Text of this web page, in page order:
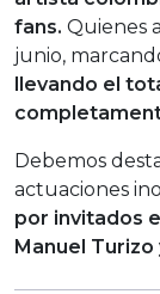
fans. Quienes
junio,
llevando el
Debemos
actuaciones
por invitados
Manuel Turizo